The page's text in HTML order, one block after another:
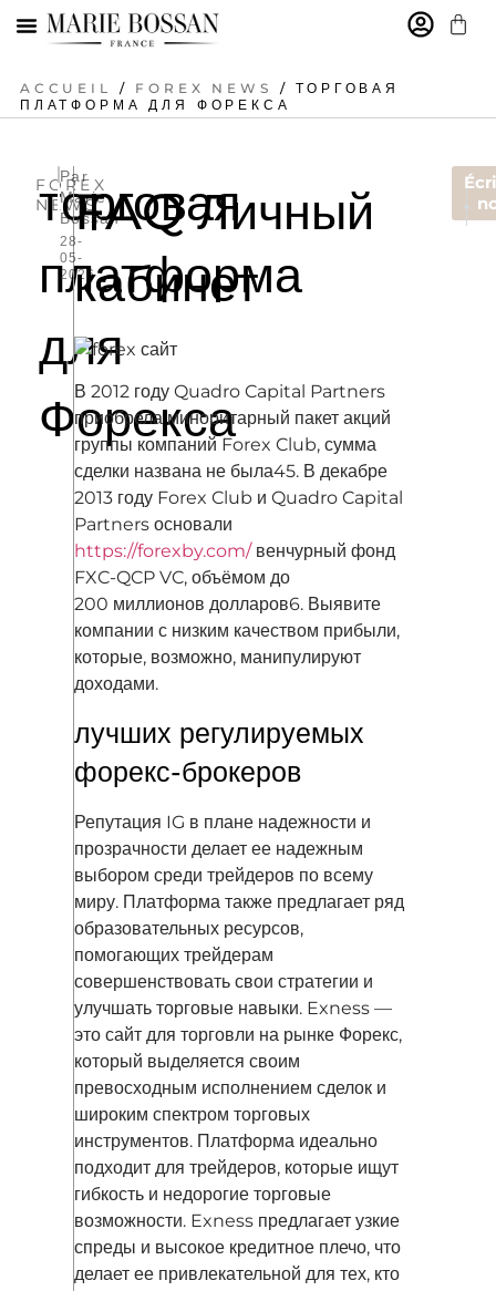
ACCUEIL / FOREX NEWS
/ ТОРГОВАЯ
ПЛАТФОРМА ДЛЯ ФОРЕКСА
FOREX
NEWS
торговая
платформа
для
Форекса
Par
Marie
Bossan
28-
05-
2026
FAQ Личный
кабинет
В 2012 году Quadro Capital Partners
приобрела миноритарный пакет акций
группы компаний Forex Club, сумма
сделки названа не была45. В декабре
2013 году Forex Club и Quadro Capital
Partners основали
https://forexby.com/венчурный фонд
FXC-QCP VC, объёмом до
200 миллионов долларов6. Выявите
компании с низким качеством прибыли,
которые, возможно, манипулируют
доходами.
лучших регулируемых
форекс-брокеров
Репутация IG в плане надежности и
прозрачности делает ее надежным
выбором среди трейдеров по всему
миру. Платформа также предлагает ряд
образовательных ресурсов,
помогающих трейдерам
совершенствовать свои стратегии и
улучшать торговые навыки. Exness —
это сайт для торговли на рынке Форекс,
который выделяется своим
превосходным исполнением сделок и
широким спектром торговых
инструментов. Платформа идеально
подходит для трейдеров, которые ищут
гибкость и недорогие торговые
возможности. Exness предлагает узкие
спреды и высокое кредитное плечо, что
делает ее привлекательной для тех, кто